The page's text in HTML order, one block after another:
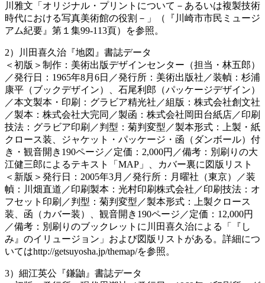
川雅文「オリジナル・プリントについて－あるいは複製技術
時代における写真美術館の役割－」（『川崎市市民ミュージ
アム紀要』第１集99-113頁）を参照。
2）川田喜久治『地図』書誌データ
＜初版＞制作：美術出版デザインセンター（担当・林五郎）
／発行日：1965年8月6日／発行所：美術出版社／装幀：杉浦
康平（ブックデザイン）、石尾利郎（パッケージデザイン）
／本文製本・印刷：グラビア精光社／組版：株式会社創文社
／製本：株式会社大完同／製函：株式会社岡田台紙店／印刷
技法：グラビア印刷／判型：菊判変型／製本形式：上製・紙
クロース装、ジャケット・パッケージ・函（ダンボール）付
き・観音開き190ページ／定価：2,000円／備考：別刷りの大
江健三郎によるテキスト「MAP」、カバー裏に図版リスト
＜新版＞発行日：2005年3月／発行所：月曜社（東京）／装
幀：川畑直道／印刷製本：光村印刷株式会社／印刷技法：オ
フセット印刷／判型：菊判変型／製本形式：上製クロース
装、函（カバー装）、観音開き190ページ／定価：12,000円
／備考：別刷りのブックレットに川田喜久治による「『し
み』のイリュージョン」および図版リストがある。詳細につ
いてはhttp://getsuyosha.jp/themap/を参照。
3）細江英公『鎌鼬』書誌データ